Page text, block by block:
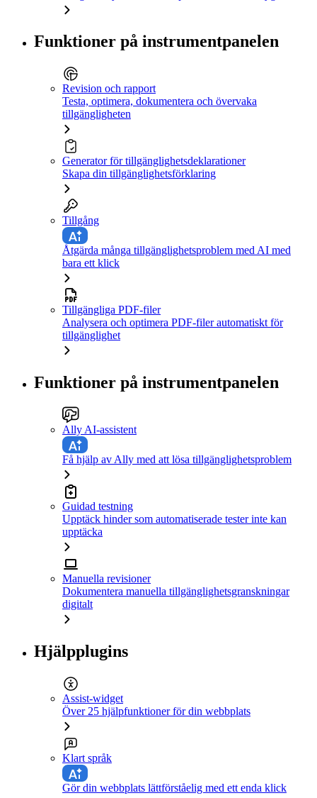
Funktioner på instrumentpanelen
Revision och rapport
Testa, optimera, dokumentera och övervaka
tillgängligheten
Generator för tillgänglighetsdeklarationer
Skapa din tillgänglighetsförklaring
Tillgång
Åtgärda många tillgänglighetsproblem med AI med
bara ett klick
Tillgängliga PDF-filer
Analysera och optimera PDF-filer automatiskt för
tillgänglighet
Funktioner på instrumentpanelen
Ally AI-assistent
Få hjälp av Ally med att lösa tillgänglighetsproblem
Guidad testning
Upptäck hinder som automatiserade tester inte kan
upptäcka
Manuella revisioner
Dokumentera manuella tillgänglighetsgranskningar
digitalt
Hjälpplugins
Assist-widget
Över 25 hjälpfunktioner för din webbplats
Klart språk
Gör din webbplats lättförståelig med ett enda klick